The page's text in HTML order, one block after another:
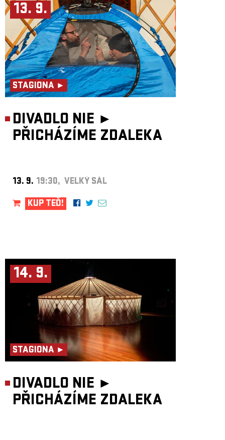
13. 9.
STAGIONA ►
DIVADLO NIE ►
PŘICHÁZÍME ZDALEKA
13. 9. 19:30, VELKÝ SÁL
KUP TEĎ!
14. 9.
STAGIONA ►
DIVADLO NIE ►
PŘICHÁZÍME ZDALEKA